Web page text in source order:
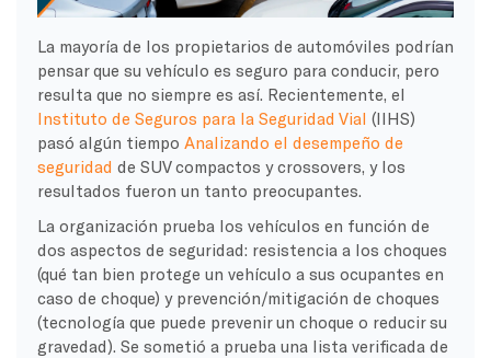
La mayoría de los propietarios de automóviles podrían
pensar que su vehículo es seguro para conducir, pero
resulta que no siempre es así. Recientemente, el
Instituto de Seguros para la Seguridad Vial (IIHS)
pasó algún tiempo Analizando el desempeño de
seguridad de SUV compactos y crossovers, y los
resultados fueron un tanto preocupantes.
La organización prueba los vehículos en función de
dos aspectos de seguridad: resistencia a los choques
(qué tan bien protege un vehículo a sus ocupantes en
caso de choque) y prevención/mitigación de choques
(tecnología que puede prevenir un choque o reducir su
gravedad). Se sometió a prueba una lista verificada de